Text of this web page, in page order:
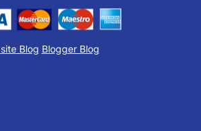
Blog Blogger Blog